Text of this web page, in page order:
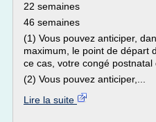
22 semaines
46 semaines
(1) Vous pouvez anticiper,
maximum, le point de départ
ce cas, votre congé postnatal
(2) Vous pouvez anticiper,...
Lire la suite